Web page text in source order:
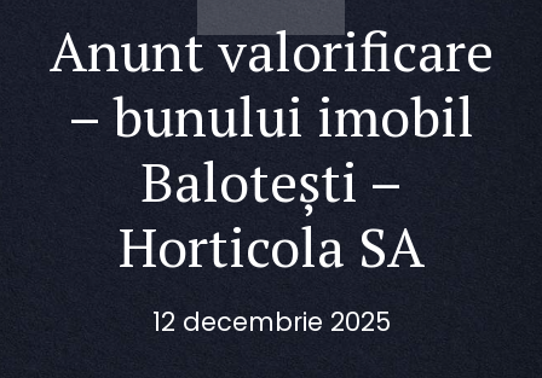
Anunt valorificare
– bunului imobil
Balotești –
Horticola SA
12 decembrie 2025